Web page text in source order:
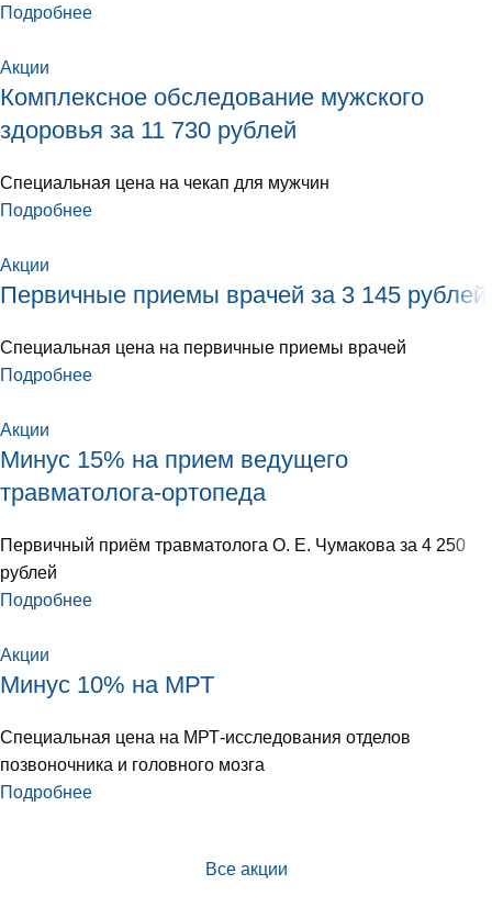
Подробнее
Акции
Комплексное обследование мужского
здоровья за 11 730 рублей
Специальная цена на чекап для мужчин
Подробнее
Акции
Первичные приемы врачей за 3 145 рублей
Специальная цена на первичные приемы врачей
Подробнее
Акции
Минус 15% на прием ведущего
травматолога-ортопеда
Первичный приём травматолога О. Е. Чумакова за 4 250
рублей
Подробнее
Акции
Минус 10% на МРТ
Специальная цена на МРТ-исследования отделов
позвоночника и головного мозга
Подробнее
Все акции